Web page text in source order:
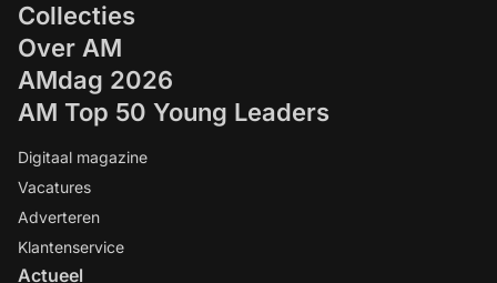
Collecties
Over AM
AMdag 2026
AM Top 50 Young Leaders
Digitaal magazine
Vacatures
Adverteren
Klantenservice
Actueel